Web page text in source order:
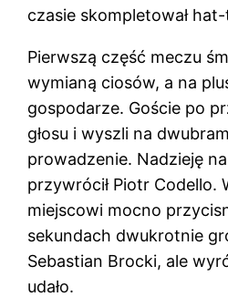
czasie skompletował
Pierwszą część meczu
wymianą ciosów, a na
gospodarze. Goście po
głosu i wyszli na
prowadzenie. Nadzieję
przywrócił Piotr Codello.
miejscowi mocno
sekundach dwukrotnie
Sebastian Brocki, ale
udało.